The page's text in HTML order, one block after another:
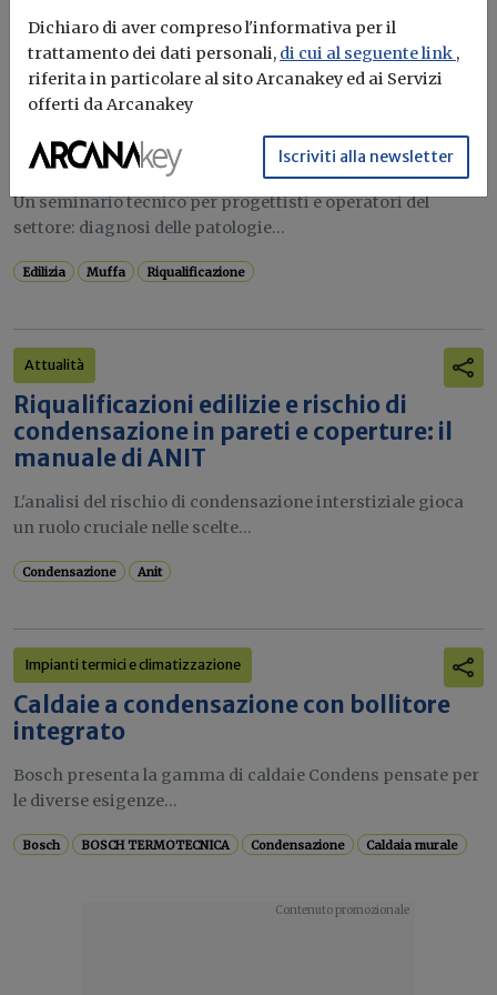
Potrebbe interessarti
Formazione
Muffa e riqualificazione: il ruolo della
VMC nella progettazione edilizia salubre
ed efficiente
Un seminario tecnico per progettisti e operatori del
settore: diagnosi delle patologie...
Edilizia Muffa Riqualificazione
Attualità
Riqualificazioni edilizie e rischio di
condensazione in pareti e coperture: il
manuale di ANIT
L'analisi del rischio di condensazione interstiziale gioca
un ruolo cruciale nelle scelte...
Condensazione Anit
Impianti termici e climatizzazione
Caldaie a condensazione con bollitore
integrato
Bosch presenta la gamma di caldaie Condens pensate per
le diverse esigenze...
Bosch BOSCH TERMOTECNICA Condensazione Caldaia murale
Dichiaro di aver compreso l'informativa per il
trattamento dei dati personali, di cui al seguente link ,
riferita in particolare al sito Arcanakey ed ai Servizi
offerti da Arcanakey
Iscriviti alla newsletter